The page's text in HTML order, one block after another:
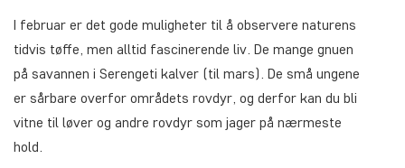
I februar er det gode muligheter til å observere naturens
tidvis tøffe, men alltid fascinerende liv. De mange gnuen
på savannen i Serengeti kalver (til mars). De små ungene
er sårbare overfor områdets rovdyr, og derfor kan du bli
vitne til løver og andre rovdyr som jager på nærmeste
hold.